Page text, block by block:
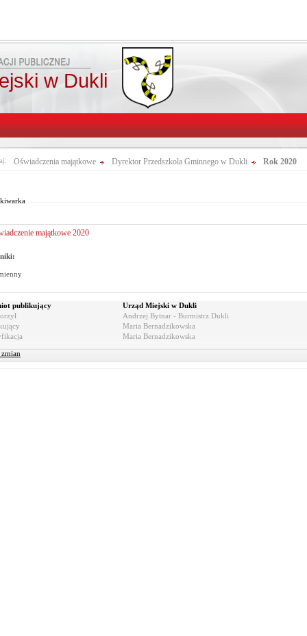
w Dukli
Oświadczenia majątkowe Dyrektor Przedszkola Gminnego w Dukli Rok 2020
majątkowe 2020
publikujący
Urząd Miejski w Dukli
Andrzej Bytnar - Burmistrz Dukli
Maria Bernadzikowska
Maria Bernadzikowska
zmian